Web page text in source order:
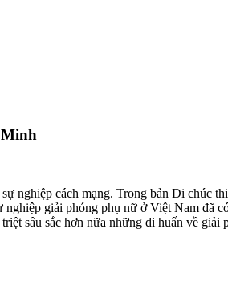
cách mạng. Trong bản Di chúc
giải phóng phụ nữ ở Việt Nam đã
sâu sắc hơn nữa những di huấn về